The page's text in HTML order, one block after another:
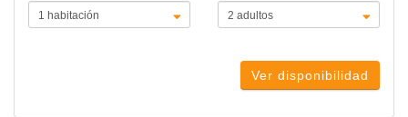
Ver disponibilidad